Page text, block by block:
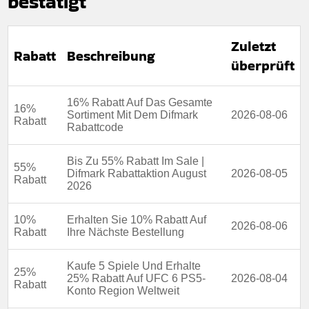
Berechtigung:
Kumulierbar:Nicht mit anderen Aktionen kombinierbar
Rabatt Beschreibung
Zuletzt
überprüft
16%
Rabatt
16% Rabatt Auf Das Gesamte
Sortiment Mit Dem Difmark
Rabattcode
2026-08-06
55%
Rabatt
Bis Zu 55% Rabatt Im Sale |
Difmark Rabattaktion August
2026
2026-08-05
10%
Rabatt
Erhalten Sie 10% Rabatt Auf
Ihre Nächste Bestellung
2026-08-06
25%
Rabatt
Kaufe 5 Spiele Und Erhalte
25% Rabatt Auf UFC 6 PS5-
Konto Region Weltweit
2026-08-04